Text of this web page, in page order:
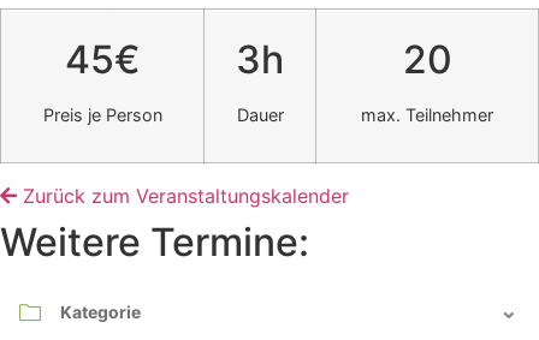
45€
Preis je Person
3h
Dauer
20
max. Teilnehmer
Zurück zum Veranstaltungskalender
Weitere Termine: